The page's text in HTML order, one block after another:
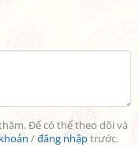
Để có thể theo dõi và
/đăng nhậptrước.